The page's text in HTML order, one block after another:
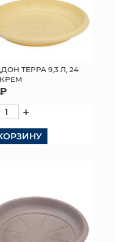
ТЕРРА 9,3 Л, 24
+